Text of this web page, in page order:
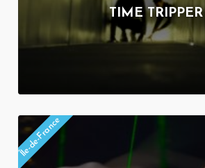
TIME TRIPPER
Île-de-France